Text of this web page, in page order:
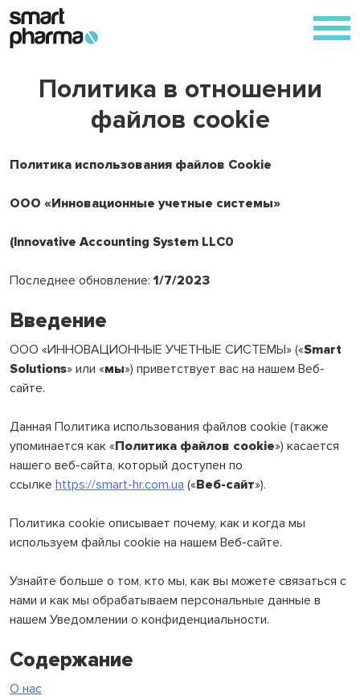
Skip
to
content
Политика в отношении
файлов cookie
Политика использования файлов Cookie
ООО «Инновационные учетные системы»
(Innovative Accounting System LLC0
Последнее обновление:1/7/2023
Введение
ООО «ИННОВАЦИОННЫЕ УЧЕТНЫЕ СИСТЕМЫ» («Smart
Solutions» или «мы») приветствует вас на нашем Веб-
сайте.
Данная Политика использования файлов cookie (также
упоминается как «Политика файлов cookie») касается
нашего веб-сайта, который доступен по
ссылке https://smart-hr.com.ua («Веб-сайт»).
Политика cookie описывает почему, как и когда мы
используем файлы cookie на нашем Веб-сайте.
Узнайте больше о том, кто мы, как вы можете связаться с
нами и как мы обрабатываем персональные данные в
нашем Уведомлении о конфиденциальности.
Содержание
О нас